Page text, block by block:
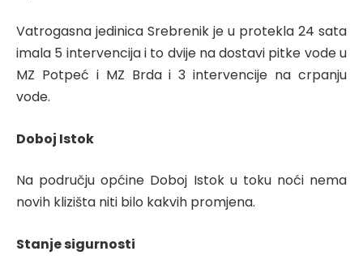
Vatrogasna jedinica Srebrenik je u protekla 24 sata
imala 5 intervencija i to dvije na dostavi pitke vode u
MZ Potpeć i MZ Brda i 3 intervencije na crpanju
vode.
Doboj Istok
Na području općine Doboj Istok u toku noći nema
novih klizišta niti bilo kakvih promjena.
Stanje sigurnosti